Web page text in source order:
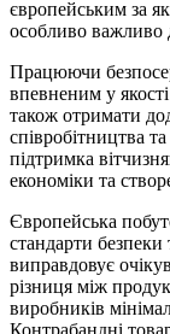
європейським за
особливо важливо
Працюючи
впевненим у якості
також отримати
співробітництва
підтримка
економіки та
Європейська
стандарти безпеки
виправдовує
різниця між
виробників
Контрабандні